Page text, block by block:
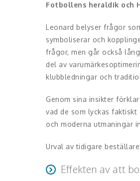
Fotbollens heraldik och
Leonard belyser frågor
symboliserar och
frågor, men går också
del av
klubbledningar och
Genom sina insikter
vad de som lyckas
och moderna utmaningar
Urval av tidigare
Effekten av att